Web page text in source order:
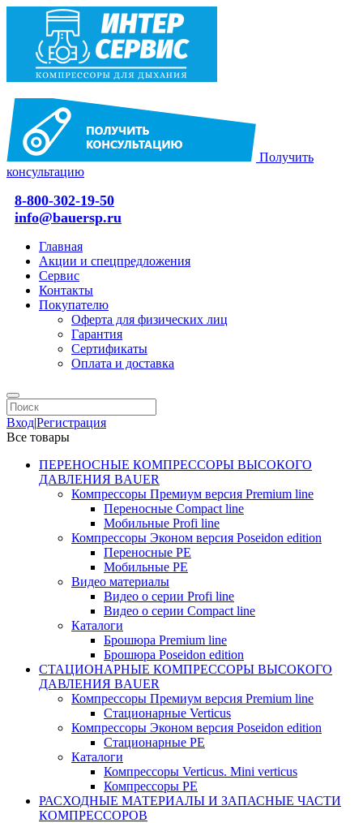
Получить
консультацию
8-800-302-19-50
info@bauersp.ru
Главная
Акции и спецпредложения
Сервис
Контакты
Покупателю
Оферта для физических лиц
Гарантия
Сертификаты
Оплата и доставка
Вход|Регистрация
Все товары
ПЕРЕНОСНЫЕ КОМПРЕССОРЫ ВЫСОКОГО
ДАВЛЕНИЯ BAUER
Компрессоры Премиум версия Premium line
Переносные Compact line
Мобильные Profi line
Компрессоры Эконом версия Poseidon edition
Переносные PE
Мобильные PE
Видео материалы
Видео о серии Profi line
Видео о серии Compact line
Каталоги
Брошюра Premium line
Брошюра Poseidon edition
СТАЦИОНАРНЫЕ КОМПРЕССОРЫ ВЫСОКОГО
ДАВЛЕНИЯ BAUER
Компрессоры Премиум версия Premium line
Стационарные Verticus
Компрессоры Эконом версия Poseidon edition
Стационарные PE
Каталоги
Компрессоры Verticus. Mini verticus
Компрессоры PE
РАСХОДНЫЕ МАТЕРИАЛЫ И ЗАПАСНЫЕ ЧАСТИ
КОМПРЕССОРОВ